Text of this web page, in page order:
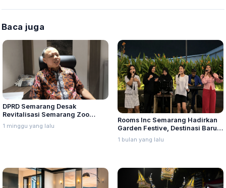
Baca juga
DPRD Semarang Desak
Revitalisasi Semarang Zoo
Segera Diputuskan, Jangan
Berlarut-larut
1 minggu yang lalu
Rooms Inc Semarang Hadirkan
Garden Festive, Destinasi Baru
Nongkrong dan Kuliner Akhir
1 bulan yang lalu